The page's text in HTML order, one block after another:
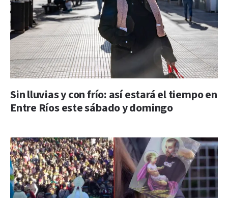
Sin lluvias y con frío: así estará el tiempo en
Entre Ríos este sábado y domingo